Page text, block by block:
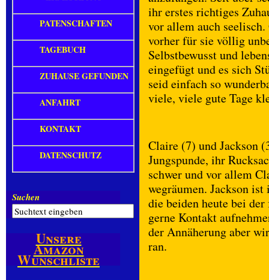
ihr erstes richtiges
vor allem auch
vorher für sie völlig
Selbstbewusst und
eingefügt und es sich
seid einfach so
viele, viele gute Tage
Claire (7) und Jackson
Jungspunde, ihr
schwer und vor allem
wegräumen. Jackson
die beiden heute bei
gerne Kontakt
der Annäherung aber
ran.
PATENSCHAFTEN
TAGEBUCH
ZUHAUSE GEFUNDEN
ANFAHRT
KONTAKT
DATENSCHUTZ
Suchen
Unsere
Amazon
Wunschliste